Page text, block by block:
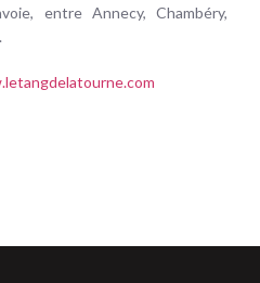
entre Annecy, Chambéry,